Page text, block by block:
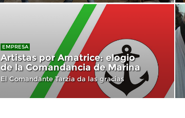
EMPRESA
Artistas por Amatrice: elogio
de la Comandancia de Marina
El Comandante Tarzia da las gracias